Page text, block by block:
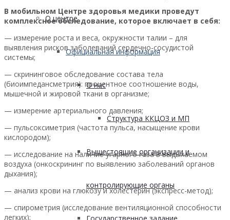
О центре
Официальная информация
О нас
Структура ККЦОЗ и МП
Вышестоящие организации и
контролирующие органы
В мобильном Центре здоровья медики проведут
комплексное обследование, которое включает в себя:
— измерение роста и веса, окружности талии – для
выявления рисков заболеваний сердечно-сосудистой
системы;
— скрининговое обследование состава тела
(биоимпедансметрия): процентное соотношение воды,
мышечной и жировой ткани в организме;
— измерение артериального давления;
— пульсоксиметрия (частота пульса, насыщение крови
кислородом);
— исследование на наличие угарного газа в выдыхаемом
воздуха (онкоскрининг по выявлению заболеваний органов
дыхания);
— анализ крови на глюкозу и холестерин (экспресс-метод);
— спирометрия (исследование вентиляционной способности
легких);